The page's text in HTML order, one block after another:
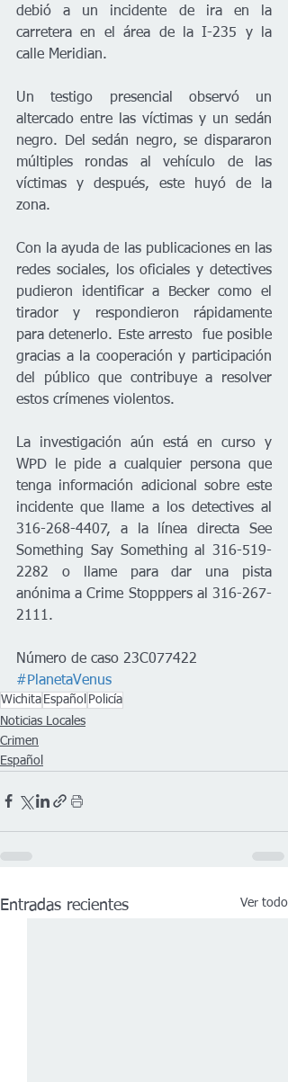
debió a un incidente de ira en la
carretera en el área de la I-235 y la
calle Meridian.
Un testigo presencial observó un
altercado entre las víctimas y un sedán
negro. Del sedán negro, se dispararon
múltiples rondas al vehículo de las
víctimas y después, este huyó de la
zona.
Con la ayuda de las publicaciones en las
redes sociales, los oficiales y detectives
pudieron identificar a Becker como el
tirador y respondieron rápidamente
para detenerlo. Este arresto  fue posible
gracias a la cooperación y participación
del público que contribuye a resolver
estos crímenes violentos.
La investigación aún está en curso y
WPD le pide a cualquier persona que
tenga información adicional sobre este
incidente que llame a los detectives al
316-268-4407, a la línea directa See
Something Say Something al 316-519-
2282 o llame para dar una pista
anónima a Crime Stopppers al 316-267-
2111.
Número de caso 23C077422
#PlanetaVenus
Wichita Español Policía
Noticias Locales
Crimen
Español
Entradas recientes Ver todo